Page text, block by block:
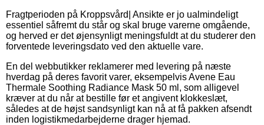
Fragtperioden på Kroppsvård| Ansikte er jo ualmindeligt
essentiel såfremt du står og skal bruge varerne omgående,
og herved er det øjensynligt meningsfuldt at du studerer den
forventede leveringsdato ved den aktuelle vare.
En del webbutikker reklamerer med levering på næste
hverdag på deres favorit varer, eksempelvis Avene Eau
Thermale Soothing Radiance Mask 50 ml, som alligevel
kræver at du når at bestille før et angivent klokkeslæt,
således at de højst sandsynligt kan nå at få pakken afsendt
inden logistikmedarbejderne drager hjemad.